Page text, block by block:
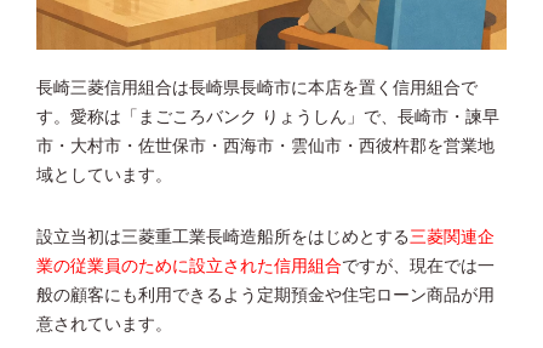
長崎三菱信用組合は長崎県長崎市に本店を置く信用組合で
す。愛称は「まごころバンク りょうしん」で、長崎市・諫早
市・大村市・佐世保市・西海市・雲仙市・西彼杵郡を営業地
域としています。
設立当初は三菱重工業長崎造船所をはじめとする 三菱関連企
業の従業員のために設立された信用組合ですが、現在では一
般の顧客にも利用できるよう定期預金や住宅ローン商品が用
意されています。